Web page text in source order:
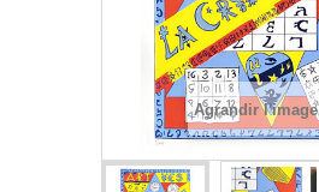
Agrandir l'image